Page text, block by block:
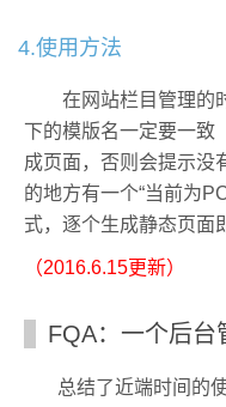
4.使用方法
在网站栏目管理的时
下的模版名一定要一致
成页面，否则会提示没
的地方有一个“当前为
式，逐个生成静态页面
（2016.6.15更新）
FQA：一个后台
总结了近端时间的使